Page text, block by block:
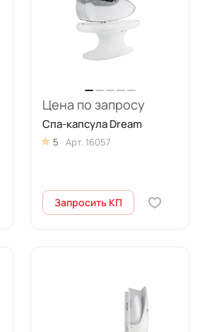
Цена по запросу
Спа-капсула Dream
5 Арт. 16057
Запросить КП